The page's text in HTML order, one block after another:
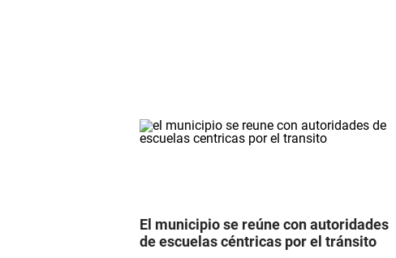
El municipio se reúne con autoridades
de escuelas céntricas por el tránsito